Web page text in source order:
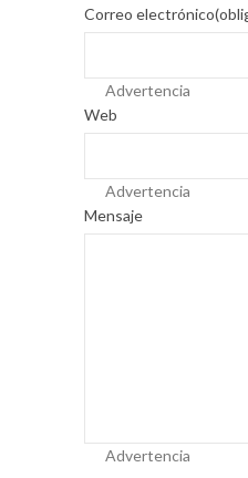
Correo electrónico
Advertencia
Web
Advertencia
Mensaje
Advertencia